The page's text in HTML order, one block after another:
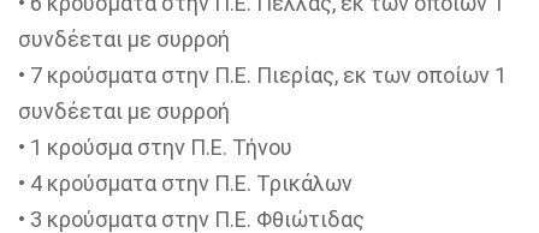
συνδέεται με συρροή
• 7 κρούσματα στην Π.Ε. Πιερίας, εκ των οποίων 1
συνδέεται με συρροή
• 1 κρούσμα στην Π.Ε. Τήνου
• 4 κρούσματα στην Π.Ε. Τρικάλων
• 3 κρούσματα στην Π.Ε. Φθιώτιδας